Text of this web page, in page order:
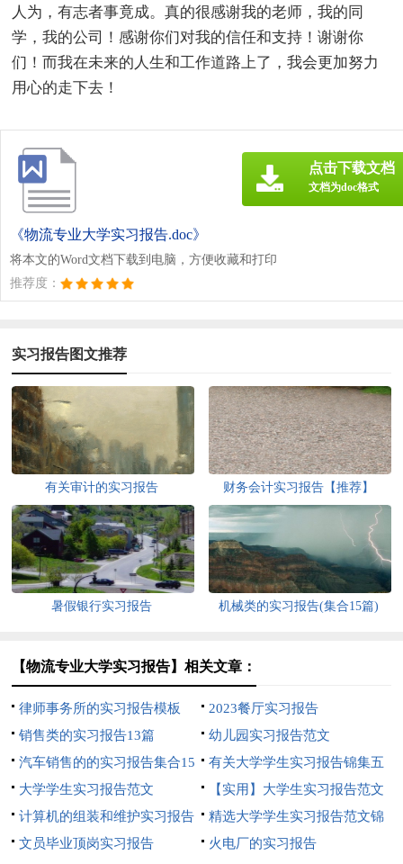
人为，有志者事竟成。真的很感谢我的老师，我的同
学，我的公司！感谢你们对我的信任和支持！谢谢你
们！而我在未来的人生和工作道路上了，我会更加努力
用心的走下去！
《物流专业大学实习报告.doc》
将本文的Word文档下载到电脑，方便收藏和打印
推荐度：
点击下载文档
文档为doc格式
实习报告图文推荐
有关审计的实习报告 财务会计实习报告【推荐】
暑假银行实习报告 机械类的实习报告(集合15篇)
【物流专业大学实习报告】相关文章：
律师事务所的实习报告模板
2023餐厅实习报告
销售类的实习报告13篇
幼儿园实习报告范文
汽车销售的的实习报告集合15
篇
有关大学学生实习报告锦集五
篇
大学学生实习报告范文
【实用】大学生实习报告范文
集合八篇
计算机的组装和维护实习报告
精选大学学生实习报告范文锦
集5篇
文员毕业顶岗实习报告 火电厂的实习报告